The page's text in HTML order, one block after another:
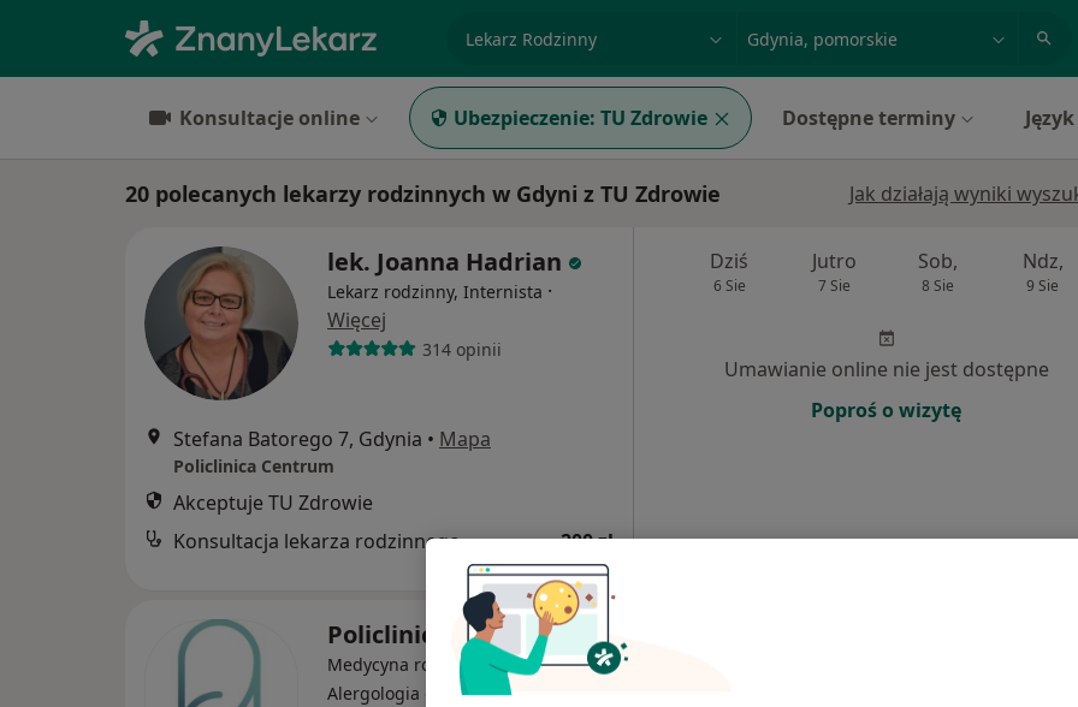
Konsultacje online Ubezpieczenie: TU Zdrowie Dostępne terminy Język
20 polecanych lekarzy rodzinnych w Gdyni z TU Zdrowie Jak działają wyniki
lek. Joanna Hadrian
Lekarz rodzinny, Internista ·
Więcej
314 opinii
Stefana Batorego 7, Gdynia • Mapa
Policlinica Centrum
Akceptuje TU Zdrowie
Konsultacja lekarza rodzinnego
200 zł
Dziś
6 Sie
Jutro
7 Sie
Sob,
8 Sie
Ndz,
9 Sie
Umawianie online nie jest dostępne
Poproś o wizytę
Policlinica Centrum
Medycyna rodzinna, Alergologia,
Alergologia dziecięca·